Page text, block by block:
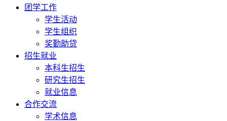
团学工作
学生活动
学生组织
奖勤助贷
招生就业
本科生招生
研究生招生
就业信息
合作交流
学术信息